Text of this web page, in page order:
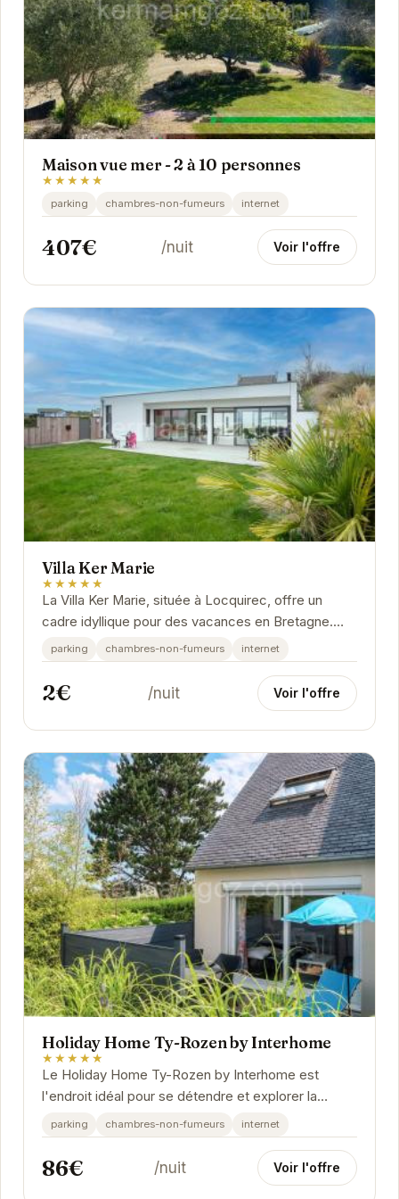
Maison vue mer - 2 à 10 personnes
★★★★★
parking chambres-non-fumeurs internet
407€ /nuit Voir l'offre
Villa Ker Marie
★★★★★
La Villa Ker Marie, située à Locquirec, offre un
cadre idyllique pour des vacances en Bretagne.
Avec une note exceptionnelle de 9/10 basée sur...
parking chambres-non-fumeurs internet
2€ /nuit Voir l'offre
Holiday Home Ty-Rozen by Interhome
★★★★★
Le Holiday Home Ty-Rozen by Interhome est
l'endroit idéal pour se détendre et explorer la
beauté de la Bretagne. Avec ses équipements
modernes et...
parking chambres-non-fumeurs internet
86€ /nuit Voir l'offre